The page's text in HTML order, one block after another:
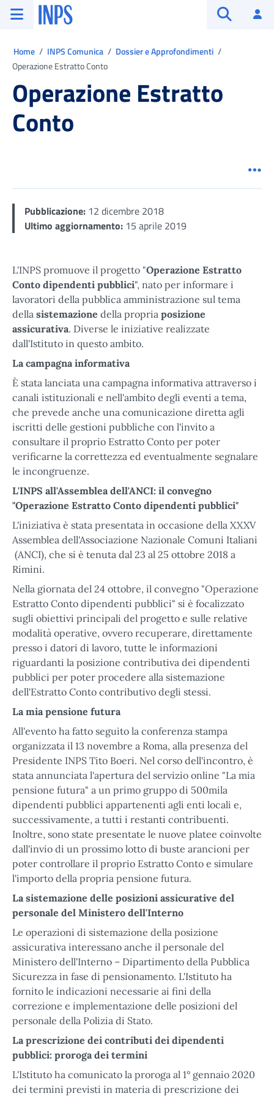
Vai al menu principale
Vai al contenuto principale
Vai al pie' di pagina
INPS ()
Home INPS Comunica
Dossier e Approfondimenti
Operazione Estratto Conto
Operazione Estratto
Conto
Pubblicazione: 12 dicembre 2018
Ultimo aggiornamento: 15 aprile 2019
L'INPS promuove il progetto "Operazione Estratto
Conto dipendenti pubblici", nato per informare i
lavoratori della pubblica amministrazione sul tema
della sistemazione della propria posizione
assicurativa. Diverse le iniziative realizzate
dall'Istituto in questo ambito.
La campagna informativa
È stata lanciata una campagna informativa attraverso i
canali istituzionali e nell'ambito degli eventi a tema,
che prevede anche una comunicazione diretta agli
iscritti delle gestioni pubbliche con l'invito a
consultare il proprio Estratto Conto per poter
verificarne la correttezza ed eventualmente segnalare
le incongruenze.
L'INPS all'Assemblea dell'ANCI: il convegno
"Operazione Estratto Conto dipendenti pubblici"
L'iniziativa è stata presentata in occasione della XXXV
Assemblea dell'Associazione Nazionale Comuni Italiani
(ANCI), che si è tenuta dal 23 al 25 ottobre 2018 a
Rimini.
Nella giornata del 24 ottobre, il convegno "Operazione
Estratto Conto dipendenti pubblici" si è focalizzato
sugli obiettivi principali del progetto e sulle relative
modalità operative, ovvero recuperare, direttamente
presso i datori di lavoro, tutte le informazioni
riguardanti la posizione contributiva dei dipendenti
pubblici per poter procedere alla sistemazione
dell'Estratto Conto contributivo degli stessi.
La mia pensione futura
All'evento ha fatto seguito la conferenza stampa
organizzata il 13 novembre a Roma, alla presenza del
Presidente INPS Tito Boeri. Nel corso dell'incontro, è
stata annunciata l'apertura del servizio online "La mia
pensione futura" a un primo gruppo di 500mila
dipendenti pubblici appartenenti agli enti locali e,
successivamente, a tutti i restanti contribuenti.
Inoltre, sono state presentate le nuove platee coinvolte
dall'invio di un prossimo lotto di buste arancioni per
poter controllare il proprio Estratto Conto e simulare
l'importo della propria pensione futura.
La sistemazione delle posizioni assicurative del
personale del Ministero dell'Interno
Le operazioni di sistemazione della posizione
assicurativa interessano anche il personale del
Ministero dell'Interno – Dipartimento della Pubblica
Sicurezza in fase di pensionamento. L'Istituto ha
fornito le indicazioni necessarie ai fini della
correzione e implementazione delle posizioni del
personale della Polizia di Stato.
La prescrizione dei contributi dei dipendenti
pubblici: proroga dei termini
L'Istituto ha comunicato la proroga al 1° gennaio 2020
dei termini previsti in materia di prescrizione dei